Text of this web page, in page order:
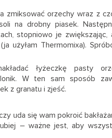
zmiksować orzechy wraz z
na drobny piasek.
stopniowo je zwiększając,
użyłam Thermomixa).
łyżeczkę pasty
W ten sam sposób
z granatu i zjeść.
uda się wam pokroić
– ważne jest, aby